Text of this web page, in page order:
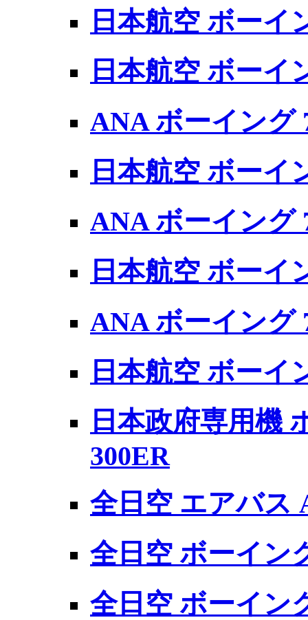
日本航空 ボーイ
日本航空 ボーイ
ANA ボーイング
日本航空 ボーイ
ANA ボーイング
日本航空 ボーイ
ANA ボーイング
日本航空 ボーイ
日本政府専用機
300ER
全日空 エアバス
全日空 ボーイン
全日空 ボーイン